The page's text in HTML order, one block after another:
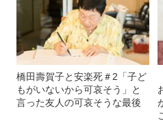
橋田壽賀子と安楽死＃2「子ど
もがいないから可哀そう」と
言った友人の可哀そうな最後